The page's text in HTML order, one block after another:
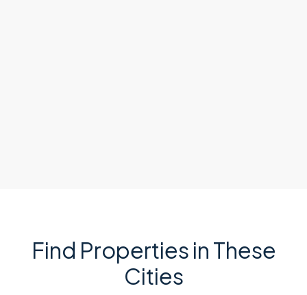
Find Properties in These
Cities​